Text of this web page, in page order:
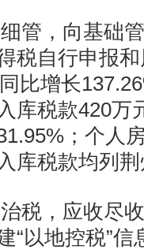
，向基础管
税自行申报
比增长
库税款420万
；个人
库税款均列
，应收尽收
“以地控税”